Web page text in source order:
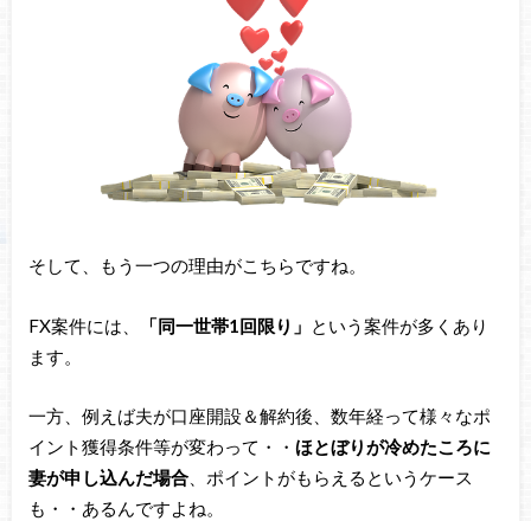
そして、もう一つの理由がこちらですね。
FX案件には、 「同一世帯1回限り」 という案件が多くあり
ます。
一方、例えば夫が口座開設＆解約後、数年経って様々なポ
イント獲得条件等が変わって・・ ほとぼりが冷めたころに
妻が申し込んだ場合、ポイントがもらえるというケース
も・・あるんですよね。